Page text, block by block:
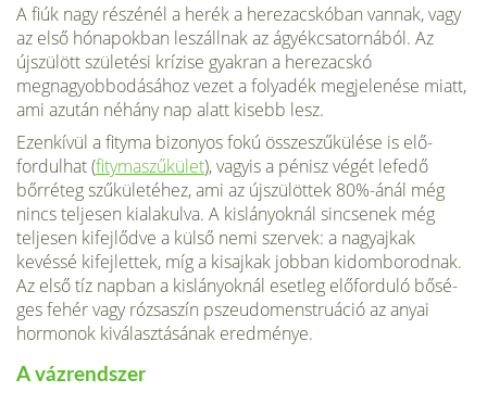
A fiúk nagy részénél a herék a herezacskóban vannak, vagy
az első hónapokban leszállnak az ágyékcsatornából. Az
újszülött születési krízise gyakran a herezacskó
megnagyobbodásához vezet a folyadék megjelenése miatt,
ami azután néhány nap alatt kisebb lesz.
Ezenkívül a fityma bizonyos fokú összeszűkülése is elő­
fordulhat (fitymaszűkület), vagyis a pénisz végét lefedő
bőrréteg szűkületéhez, ami az újszülöttek 80%-ánál még
nincs teljesen kialakulva. A kislányoknál sincsenek még
teljesen kifejlődve a külső nemi szervek: a nagyajkak
kevéssé kifejlettek, míg a kisajkak jobban kidomborodnak.
Az első tíz napban a kislányoknál esetleg előforduló bősé­
ges fehér vagy rózsaszín pszeudomenstruáció az anyai
hormonok kiválasztásának eredménye.
A vázrendszer